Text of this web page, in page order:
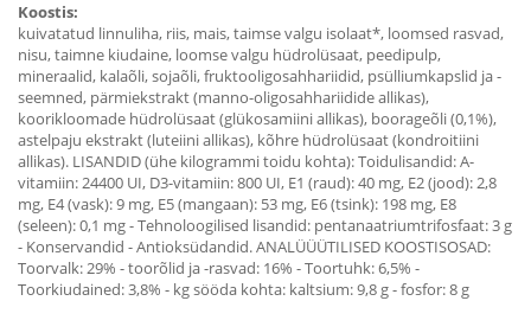
Koostis:
kuivatatud linnuliha, riis, mais, taimse valgu isolaat*, loomsed rasvad,
nisu, taimne kiudaine, loomse valgu hüdrolüsaat, peedipulp,
mineraalid, kalaõli, sojaõli, fruktooligosahhariidid, psülliumkapslid ja -
seemned, pärmiekstrakt (manno-oligosahhariidide allikas),
koorikloomade hüdrolüsaat (glükosamiini allikas), boorageõli (0,1%),
astelpaju ekstrakt (luteiini allikas), kõhre hüdrolüsaat (kondroitiini
allikas). LISANDID (ühe kilogrammi toidu kohta): Toidulisandid: A-
vitamiin: 24400 UI, D3-vitamiin: 800 UI, E1 (raud): 40 mg, E2 (jood): 2,8
mg, E4 (vask): 9 mg, E5 (mangaan): 53 mg, E6 (tsink): 198 mg, E8
(seleen): 0,1 mg - Tehnoloogilised lisandid: pentanaatriumtrifosfaat: 3 g
- Konservandid - Antioksüdandid. ANALÜÜÜTILISED KOOSTISOSAD:
Toorvalk: 29% - toorõlid ja -rasvad: 16% - Toortuhk: 6,5% -
Toorkiudained: 3,8% - kg sööda kohta: kaltsium: 9,8 g - fosfor: 8 g